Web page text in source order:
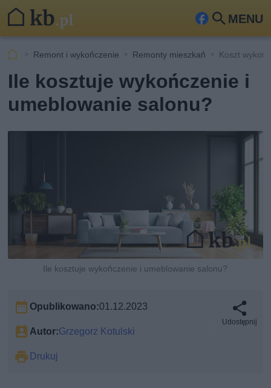
MENU
Fa
ceb
ook
Szu
kaj
Remont i wykończenie Remonty mieszkań Koszt
Ile kosztuje wykończenie i
umeblowanie salonu?
Ile kosztuje wykończenie i umeblowanie salonu?
Opublikowano:01.12.2023
Autor:Grzegorz Kotulski
Drukuj
Udostępnij